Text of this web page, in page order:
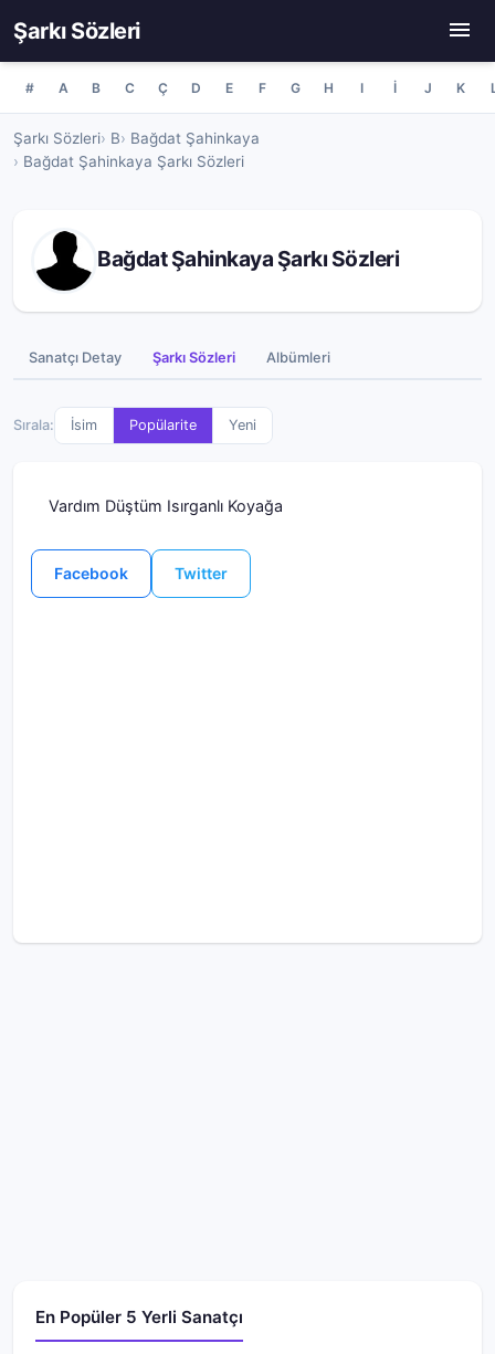
Şarkı Sözleri
# A B C Ç D E F G H I İ J K
Şarkı Sözleri B
Bağdat Şahinkaya
Bağdat Şahinkaya Şarkı Sözleri
Bağdat Şahinkaya Şarkı Sözleri
Sanatçı Detay Şarkı Sözleri Albümleri
Sırala: İsim Popülarite Yeni
Vardım Düştüm Isırganlı Koyağa
Facebook Twitter
En Popüler 5 Yerli Sanatçı